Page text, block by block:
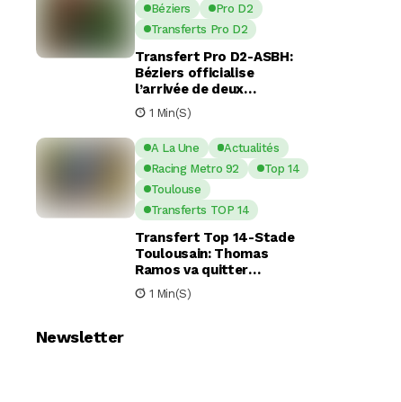
Béziers
Pro D2
Transferts Pro D2
Transfert Pro D2-ASBH:
Béziers officialise
l’arrivée de deux
nouveaux piliers pour la
saison à venir
1 Min(s)
A La Une
Actualités
Racing Metro 92
Top 14
Toulouse
Transferts TOP 14
Transfert Top 14-Stade
Toulousain: Thomas
Ramos va quitter
Toulouse pour le Racing
92
1 Min(s)
Newsletter